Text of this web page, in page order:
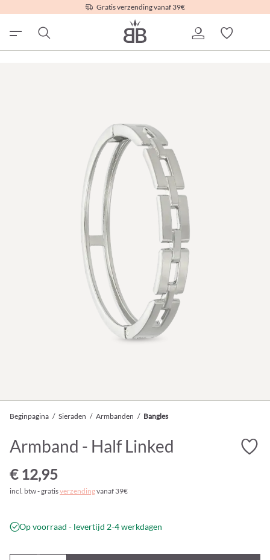
Gratis verzending vanaf 39€
Beginpagina / Sieraden / Armbanden / Bangles
Armband - Half Linked
€ 12,95
incl. btw - gratisverzendingvanaf 39€
Op voorraad - levertijd 2-4 werkdagen